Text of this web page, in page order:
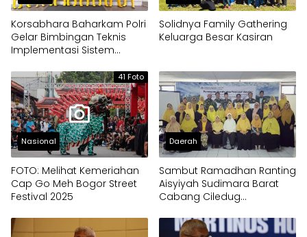
Korsabhara Baharkam Polri
Gelar Bimbingan Teknis
Implementasi Sistem
Solidnya Family Gathering
Keluarga Besar Kasiran
41 Foto
Nasional
FOTO: Melihat Kemeriahan
Cap Go Meh Bogor Street
Festival 2025
Daerah
Sambut Ramadhan Ranting
Aisyiyah Sudimara Barat
Cabang Ciledug
dan Tawaquf